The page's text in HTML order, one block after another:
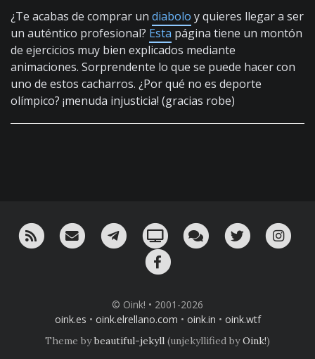
¿Te acabas de comprar un diabolo y quieres llegar a ser
un auténtico profesional? Esta página tiene un montón
de ejercicios muy bien explicados mediante
animaciones. Sorprendente lo que se puede hacer con
uno de estos cacharros. ¿Por qué no es deporte
olímpico? ¡menuda injusticia! (gracias robe)
RSS ¡Mándame un email!¡Nuestro canal en Telegram!
Oink! TV Charla con nosotros
Twitter
© Oink! • 2001-2026
oink.es • oink.elrellano.com • oink.in • oink.wtf
Theme bybeautiful-jekyll (unjekyllified byOink!)